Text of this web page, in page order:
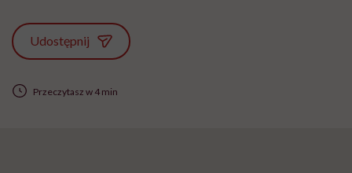
Udostępnij
Przeczytasz w 4 min